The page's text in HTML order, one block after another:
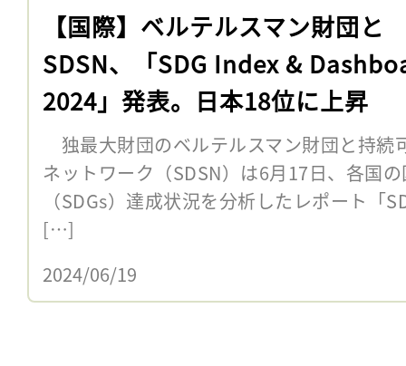
【国際】ベルテルスマン財団と
SDSN、「SDG Index &
2024」発表。日本18位に上昇
独最大財団のベルテルスマン財団と持続
ネットワーク（SDSN）は6月17日、各国
（SDGs）達成状況を分析したレポート「
[…]
2024/06/19